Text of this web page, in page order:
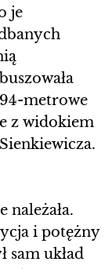
je
94-metrowe
z widokiem
należała.
i potężny
sam układ